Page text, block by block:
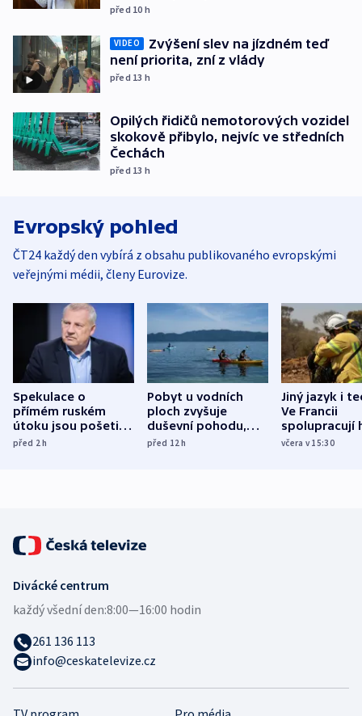
před 10 h
VIDEO
Zvýšení slev na jízdném teď
není priorita, zní z vlády
před 13 h
Opilých řidičů nemotorových vozidel
skokově přibylo, nejvíc ve středních
Čechách
před 13 h
Evropský pohled
ČT24 každý den vybírá z obsahu publikovaného evropskými
veřejnými médii, členy Eurovize.
Spekulace o
přímém ruském
útoku jsou pošetilé,
míní estonský
před 2h
Pobyt u vodních
ploch zvyšuje
duševní pohodu,
ukázala
před 12h
Jiný jazyk i
Ve Francii
spolupracují
různých zemí
včera v 15:30
Divácké centrum
každý všední den:8:00—16:00 hodin
261 136 113
info@ceskatelevize.cz